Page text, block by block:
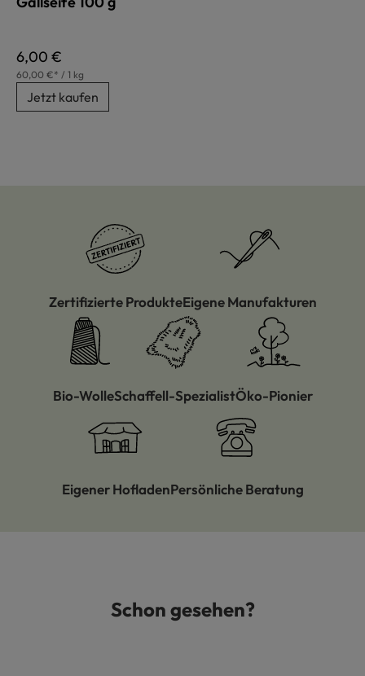
Regulärer Preis:
6,00 €
60,00 €* / 1 kg
Jetzt kaufen
Zertifizierte ProdukteEigene Manufakturen
Bio-WolleSchaffell-SpezialistÖko-Pionier
Eigener HofladenPersönliche Beratung
Produktgalerie überspringenSchon gesehen?